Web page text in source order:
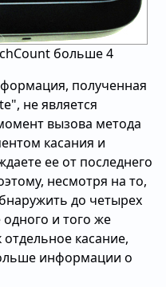
больше 4
полученная
не является
вызова метода
касания и
ее от последнего
несмотря на то,
до четырех
и того же
касание,
информации о